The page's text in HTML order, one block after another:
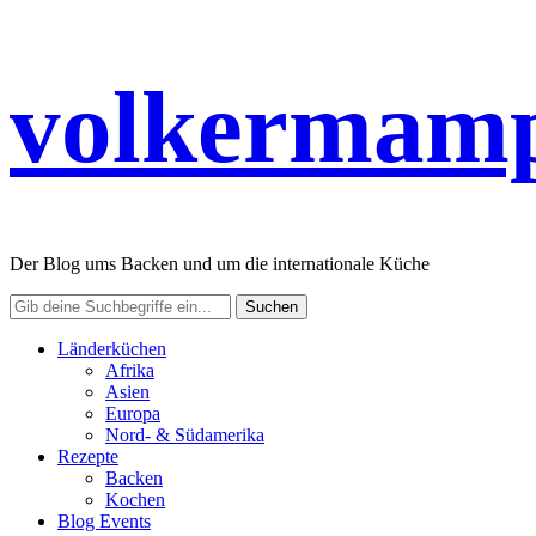
Der Blog ums Backen und um die internationale Küche
Länderküchen
Afrika
Asien
Europa
Nord- & Südamerika
Rezepte
Backen
Kochen
Blog Events